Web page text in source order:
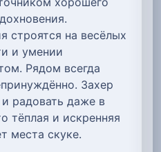
строятся на весёлых
и умении
Рядом всегда
Захер
радовать даже в
тёплая и искренняя
места скуке.